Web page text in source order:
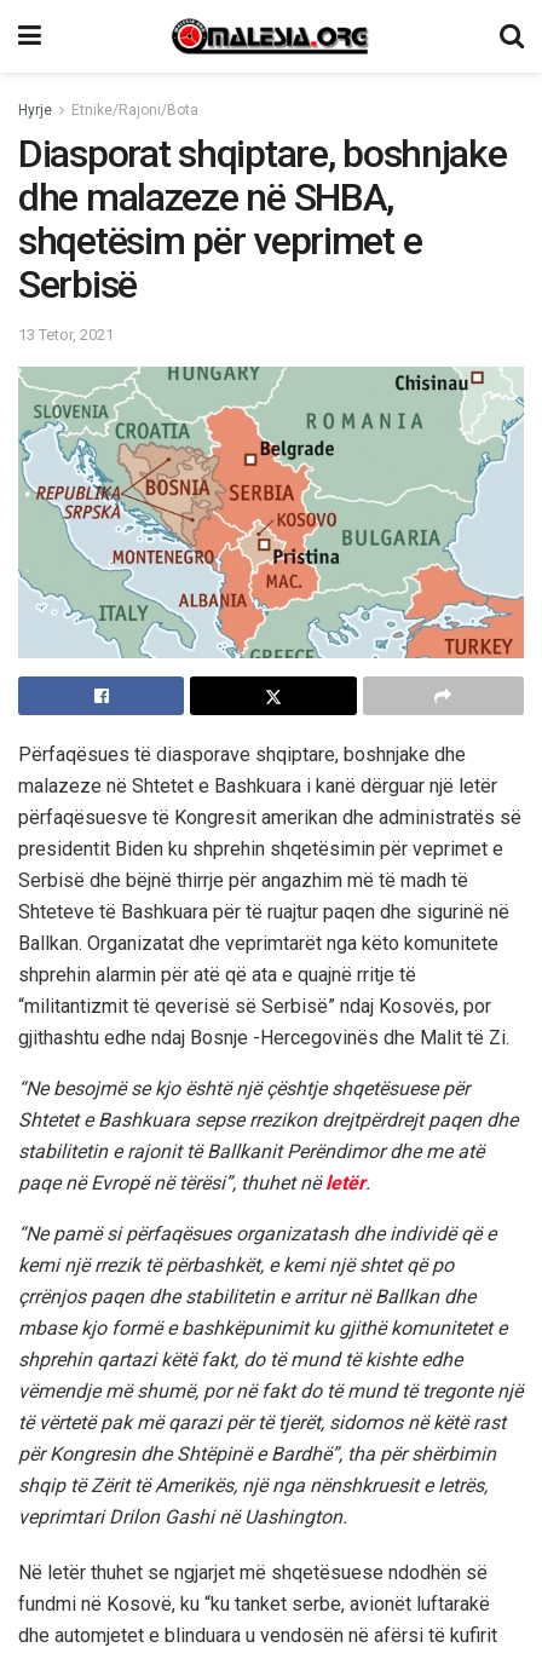
Hyrje Etnike/Rajoni/Bota
Diasporat shqiptare, boshnjake
dhe malazeze në SHBA,
shqetësim për veprimet e
Serbisë
13 Tetor, 2021
Përfaqësues të diasporave shqiptare, boshnjake dhe
malazeze në Shtetet e Bashkuara i kanë dërguar një letër
përfaqësuesve të Kongresit amerikan dhe administratës së
presidentit Biden ku shprehin shqetësimin për veprimet e
Serbisë dhe bëjnë thirrje për angazhim më të madh të
Shteteve të Bashkuara për të ruajtur paqen dhe sigurinë në
Ballkan. Organizatat dhe veprimtarët nga këto komunitete
shprehin alarmin për atë që ata e quajnë rritje të
“militantizmit të qeverisë së Serbisë” ndaj Kosovës, por
gjithashtu edhe ndaj Bosnje -Hercegovinës dhe Malit të Zi.
“Ne besojmë se kjo është një çështje shqetësuese për
Shtetet e Bashkuara sepse rrezikon drejtpërdrejt paqen dhe
stabilitetin e rajonit të Ballkanit Perëndimor dhe me atë
paqe në Evropë në tërësi”, thuhet nëletër.
“Ne pamë si përfaqësues organizatash dhe individë që e
kemi një rrezik të përbashkët, e kemi një shtet që po
çrrënjos paqen dhe stabilitetin e arritur në Ballkan dhe
mbase kjo formë e bashkëpunimit ku gjithë komunitetet e
shprehin qartazi këtë fakt, do të mund të kishte edhe
vëmendje më shumë, por në fakt do të mund të tregonte një
të vërtetë pak më qarazi për të tjerët, sidomos në këtë rast
për Kongresin dhe Shtëpinë e Bardhë”, tha për shërbimin
shqip të Zërit të Amerikës, një nga nënshkruesit e letrës,
veprimtari Drilon Gashi në Uashington.
Në letër thuhet se ngjarjet më shqetësuese ndodhën së
fundmi në Kosovë, ku “ku tanket serbe, avionët luftarakë
dhe automjetet e blinduara u vendosën në afërsi të kufirit